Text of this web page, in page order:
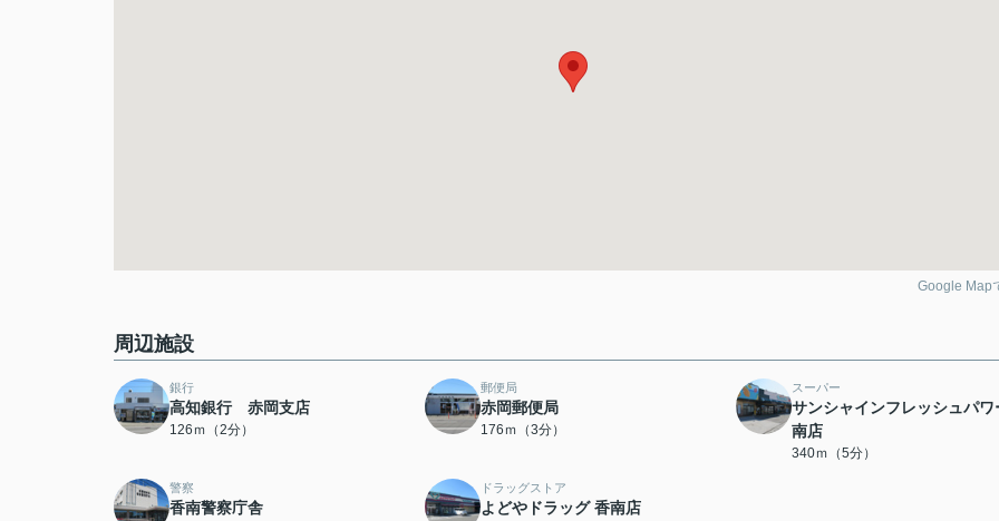
Google Map
周辺施設
銀行
高知銀行 赤岡支店
126ｍ（2分）
郵便局
赤岡郵便局
176ｍ（3分）
スーパー
サンシャインフレッシュパワ
南店
340ｍ（5分）
警察
香南警察庁舎
ドラッグストア
よどやドラッグ 香南店